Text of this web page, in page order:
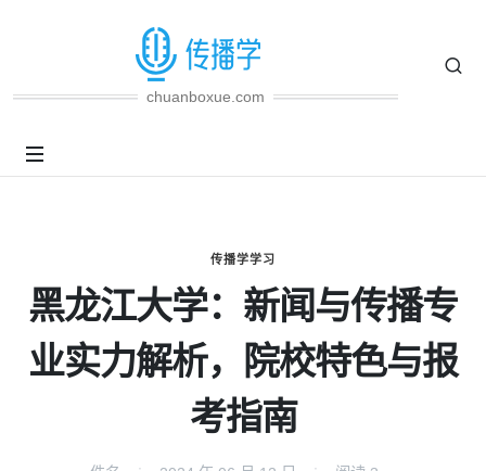
chuanboxue.com
传播学学习
黑龙江大学：新闻与传播专
业实力解析，院校特色与报
考指南